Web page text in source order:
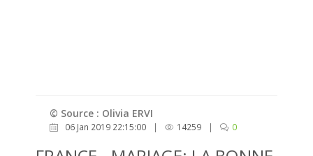
© Source : Olivia ERVI
06 Jan 2019 22:15:00 | 14259 | 0